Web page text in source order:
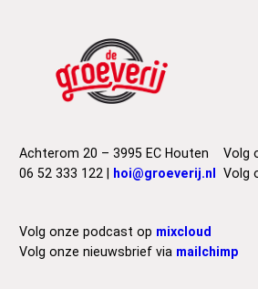
Achterom 20 – 3995 EC Houten
06 52 333 122 |
hoi@groeverij.nl
Volg
Volg
Volg onze podcast op mixcloud
Volg onze nieuwsbrief via mailchimp